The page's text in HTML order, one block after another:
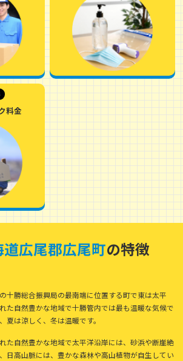
料金
道広尾郡広尾町の特徴
十勝総合振興局の最南端に位置する町で東は太平
た自然豊かな地域で十勝管内では最も温暖な気候で
は涼しく、冬は温暖です。
た自然豊かな地域で太平洋沿岸には、砂浜や断崖絶
日高山脈には、豊かな森林や高山植物が自生してい